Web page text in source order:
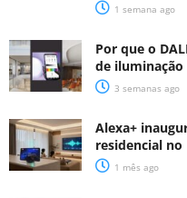
1 semana ago
Por que o
de
3 semanas ago
Alexa+
residencial no
1 mês ago